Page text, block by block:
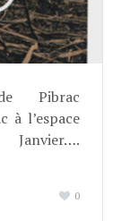
Pibrac
à l’espace
0